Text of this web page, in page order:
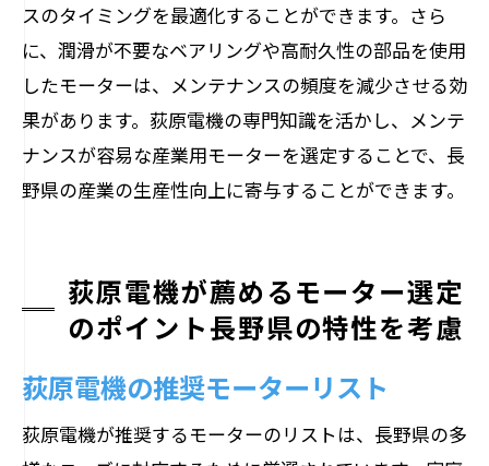
スのタイミングを最適化することができます。さら
に、潤滑が不要なベアリングや高耐久性の部品を使用
したモーターは、メンテナンスの頻度を減少させる効
果があります。荻原電機の専門知識を活かし、メンテ
ナンスが容易な産業用モーターを選定することで、長
野県の産業の生産性向上に寄与することができます。
荻原電機が薦めるモーター選定
のポイント長野県の特性を考慮
荻原電機の推奨モーターリスト
荻原電機が推奨するモーターのリストは、長野県の多